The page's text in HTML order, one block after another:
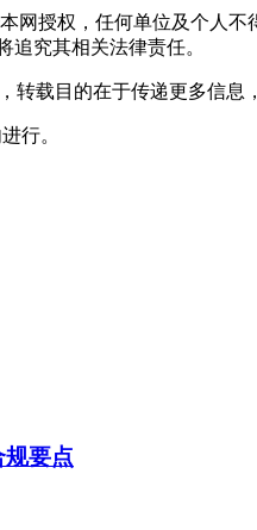
网授权，任何单位及个人
追究其相关法律责任。
载目的在于传递更多信息
行。
要点